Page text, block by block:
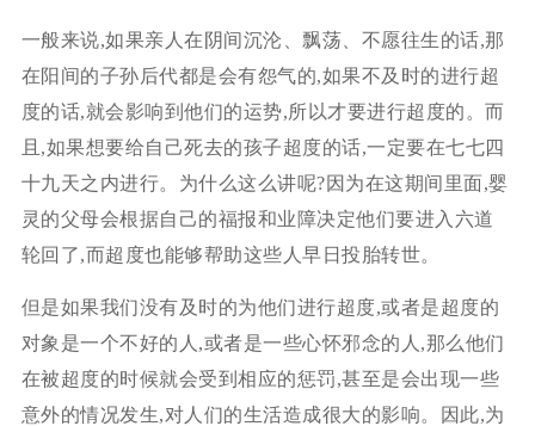
一般来说,如果亲人在阴间沉沦、飘荡、不愿往生的话,那
在阳间的子孙后代都是会有怨气的,如果不及时的进行超
度的话,就会影响到他们的运势,所以才要进行超度的。而
且,如果想要给自己死去的孩子超度的话,一定要在七七四
十九天之内进行。为什么这么讲呢?因为在这期间里面,婴
灵的父母会根据自己的福报和业障决定他们要进入六道
轮回了,而超度也能够帮助这些人早日投胎转世。
但是如果我们没有及时的为他们进行超度,或者是超度的
对象是一个不好的人,或者是一些心怀邪念的人,那么他们
在被超度的时候就会受到相应的惩罚,甚至是会出现一些
意外的情况发生,对人们的生活造成很大的影响。因此,为